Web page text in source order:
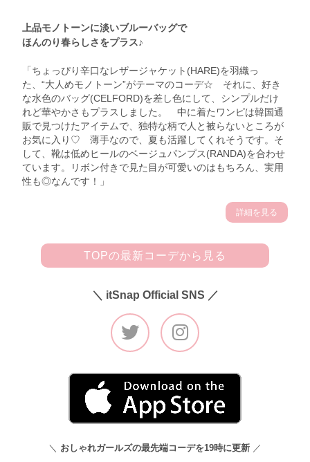
上品モノトーンに淡いブルーバッグで
ほんのり春らしさをプラス♪
「ちょっぴり辛口なレザージャケット(HARE)を羽織っ
た、“大人めモノトーン”がテーマのコーデ☆ それに、好き
な水色のバッグ(CELFORD)を差し色にして、シンプルだけ
れど華やかさもプラスしました。 中に着たワンピは韓国通
販で見つけたアイテムで、独特な柄で人と被らないところが
お気に入り♡ 薄手なので、夏も活躍してくれそうです。そ
して、靴は低めヒールのベージュパンプス(RANDA)を合わせ
ています。リボン付きで見た目が可愛いのはもちろん、実用
性も◎なんです！」
詳細を見る
TOPの最新コーデから見る
＼ itSnap Official SNS ／
＼ おしゃれガールズの最先端コーデを19時に更新 ／